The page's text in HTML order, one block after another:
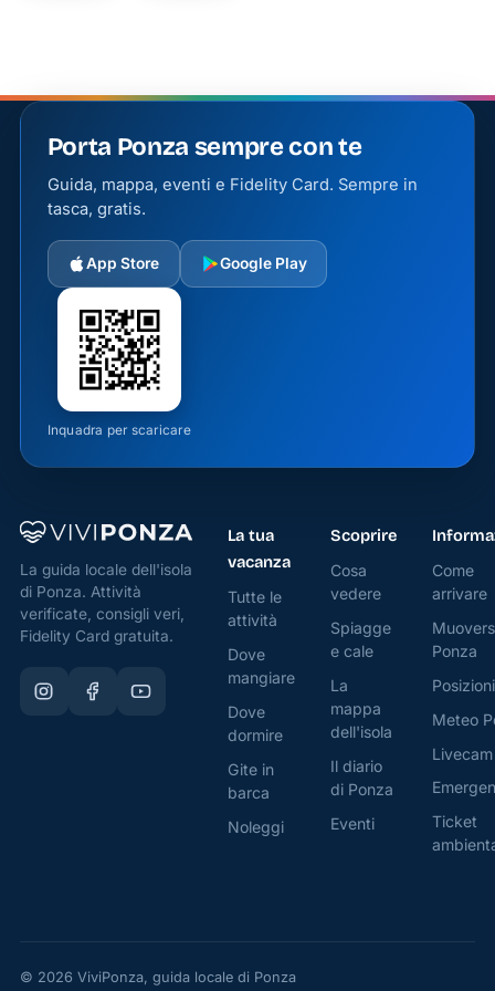
Porta Ponza sempre con te
Guida, mappa, eventi e Fidelity Card. Sempre in
tasca, gratis.
App Store Google Play
Inquadra per scaricare
La guida locale dell'isola
di Ponza. Attività
verificate, consigli veri,
Fidelity Card gratuita.
La tua
vacanza
Tutte le
attività
Dove
mangiare
Dove
dormire
Gite in
barca
Noleggi
Scoprire
Cosa
vedere
Spiagge
e cale
La
mappa
dell'isola
Il diario
di Ponza
Eventi
Come
arrivare
Ponza
Meteo
Livecam
Ticket
© 2026 ViviPonza, guida locale di Ponza